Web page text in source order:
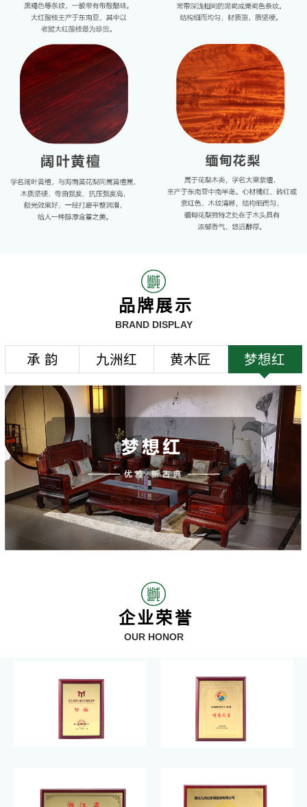
品牌展示
BRAND DISPLAY
承 韵 九洲红 黄木匠 梦想红
企业荣誉
OUR HONOR